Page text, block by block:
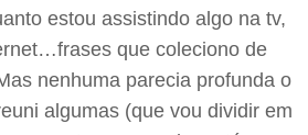
estou assistindo algo na tv,
que coleciono de
nenhuma parecia profunda o
algumas (que vou dividir em